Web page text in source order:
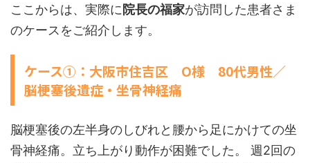
ここからは、実際に 院長の福家が訪問した患者さま
のケースをご紹介します。
ケース①：大阪市住吉区 O様 80代男性／
脳梗塞後遺症・坐骨神経痛
脳梗塞後の左半身のしびれと腰から足にかけての坐
骨神経痛。立ち上がり動作が困難でした。 週2回の